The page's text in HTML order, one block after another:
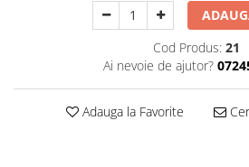
Cod Produs: 21
Ai nevoie de ajutor?
Adauga la Favorite